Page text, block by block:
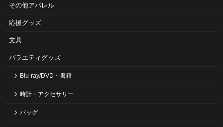
その他アパレル
応援グッズ
文具
バラエティグッズ
Blu-ray/DVD・書籍
時計・アクセサリー
バッグ